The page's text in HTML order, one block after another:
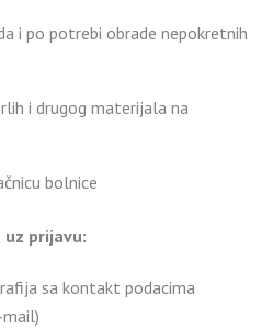
i po potrebi obrade nepokretnih
i drugog materijala na
bolnice
prijavu:
sa kontakt podacima